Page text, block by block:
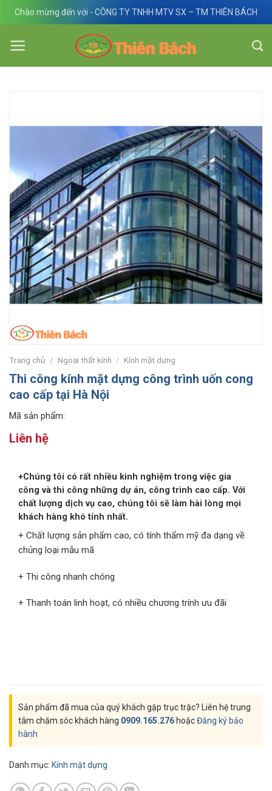
Skip
content
Chào mừng đến với - CÔNG TY TNHH MTV SX – TM THIÊN BÁCH
Trang chủ / Ngoại thất kính / Kính mặt dựng
Thi công kính mặt dựng công trình uốn cong
cao cấp tại Hà Nội
Mã sản phẩm:
Liên hệ
+Chúng tôi có rất nhiều kinh nghiệm trong việc gia
công và thi công những dự án, công trình cao cấp. Với
chất lượng dịch vụ cao, chúng tôi sẽ làm hài lòng mọi
khách hàng khó tính nhất.
+ Chất lượng sản phẩm cao, có tính thẩm mỹ đa dạng về
chủng loại mẫu mã
+ Thi công nhanh chóng
+ Thanh toán linh hoạt, có nhiều chương trính ưu đãi
Sản phẩm đã mua của quý khách gặp trục trặc? Liên hệ trung
tâm chăm sóc khách hàng 0909.165.276 hoặcĐăng ký bảo
hành
Danh mục: Kính mặt dựng